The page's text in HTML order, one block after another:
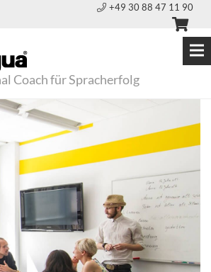
+49 30 88 47 11 90
Coach für Spracherfolg